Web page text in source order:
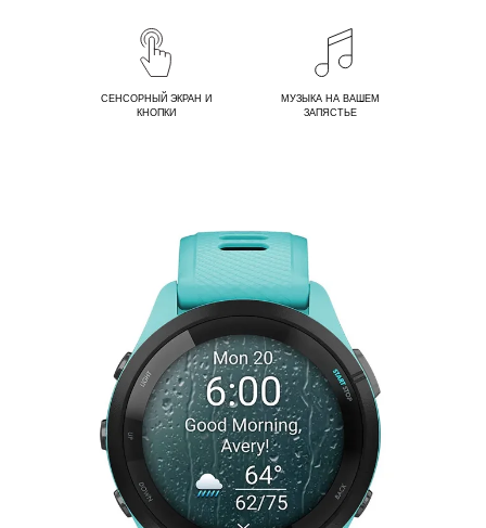
ПОСТАВЛЯЕТСЯ В ДВУХ
МУЗЫКА НА ВАШЕМ
ЗАПЯСТЬЕ
СЕНСОРНЫЙ ЭКРАН И
КНОПКИ